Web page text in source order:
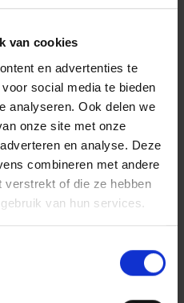
van cookies
en advertenties te
social media te bieden
analyseren. Ook delen we
onze site met onze
en analyse. Deze
combineren met andere
verstrekt of die ze hebben
van hun services.
de gezamenlijke
op de stand van
verklaringen
woningcorporaties,
nog door tientallen
niet bij commitment
is geen eindpunt,
naar praktijk, van
ons werk van te